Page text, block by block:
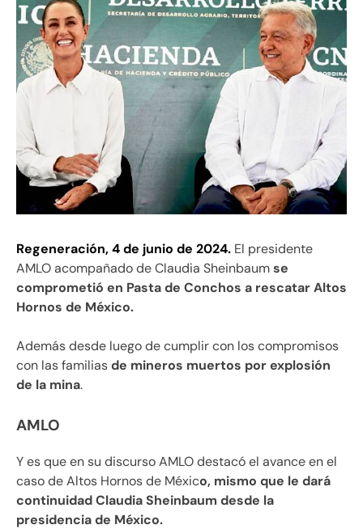
Regeneración, 4 de junio de 2024. El presidente
AMLO acompañado de Claudia Sheinbaumse
comprometió en Pasta de Conchos a rescatar Altos
Hornos de México.
Además desde luego de cumplir con los compromisos
con las familiasde mineros muertos por explosión
de la mina.
AMLO
Y es que en su discurso AMLO destacó el avance en el
caso de Altos Hornos de México, mismo que le dará
continuidad Claudia Sheinbaum desde la
presidencia de México.